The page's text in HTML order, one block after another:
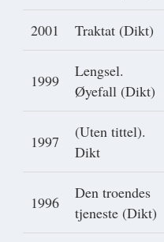
2001 Traktat (Dikt)
1999
Lengsel.
Øyefall (Dikt)
1997
(Uten tittel).
Dikt
1996
Den troendes
tjeneste (Dikt)